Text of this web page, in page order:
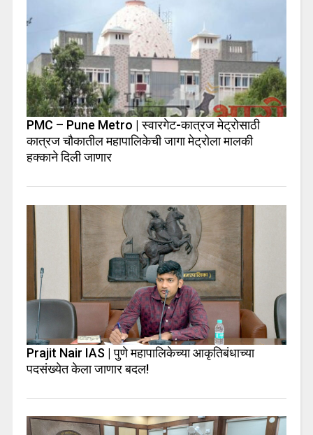
PMC – Pune Metro | स्वारगेट-कात्रज मेट्रोसाठी
कात्रज चौकातील महापालिकेची जागा मेट्रोला मालकी
हक्काने दिली जाणार
Prajit Nair IAS | पुणे महापालिकेच्या आकृतिबंधाच्या
पदसंख्येत केला जाणार बदल!